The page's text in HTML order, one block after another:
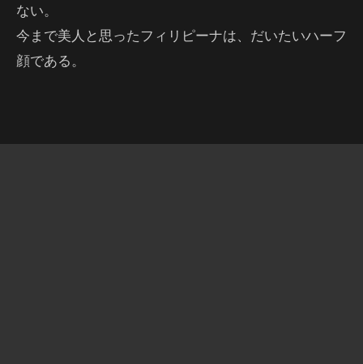
ない。
今まで美人と思ったフィリピーナは、だいたいハーフ
顔である。